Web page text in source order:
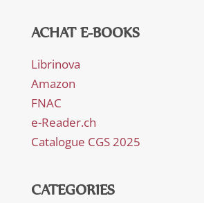
ACHAT E-BOOKS
Librinova
Amazon
FNAC
e-Reader.ch
Catalogue CGS 2025
CATEGORIES